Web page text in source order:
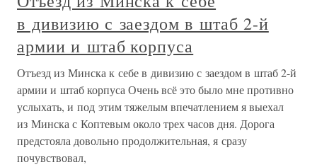
в дивизию с заездом в штаб 2-й
армии и штаб корпуса
Отъезд из Минска к себе в дивизию с заездом в штаб 2-й
армии и штаб корпуса Очень всё это было мне противно
услыхать, и под этим тяжелым впечатлением я выехал
из Минска с Коптевым около трех часов дня. Дорога
предстояла довольно продолжительная, я сразу
почувствовал,